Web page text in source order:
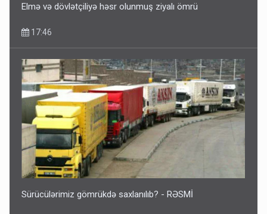
Elmə və dövlətçiliyə həsr olunmuş ziyalı ömrü
17:46
Sürücülərimiz gömrükdə saxlanılıb? - RƏSMİ